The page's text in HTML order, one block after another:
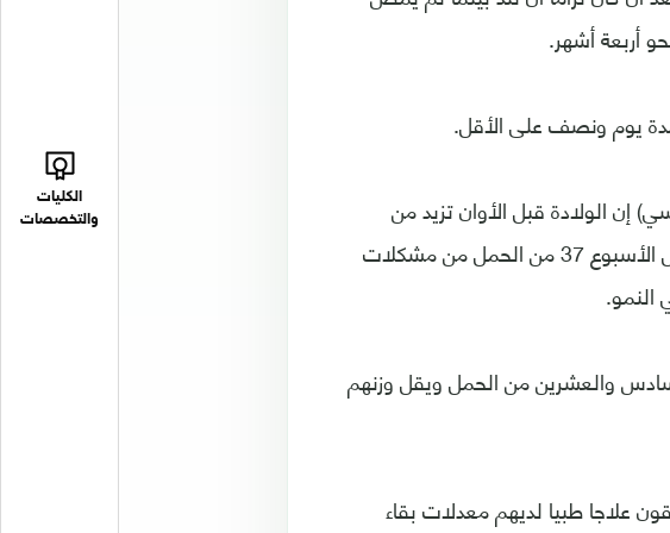
الكليات
والتخصصات
يوم ونصف على الأقل.
إن الولادة قبل الأوان تزيد من
مخاطر الوفاة أو الإعاقة الخطيرة، وقد يعاني الأطفال المولودين قبل الأسبوع 37 من الحمل من مشكلات
والعشرين من الحمل ويقل وزنهم
في عمر 22 أسبوعا، الذين يتلقون علاجا طبيا لديهم معدلات بقاء